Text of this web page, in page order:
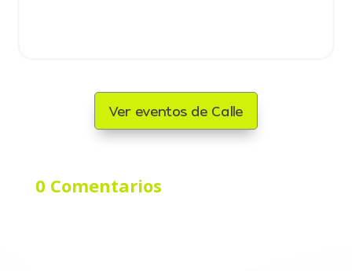
Ver eventos de Calle
0 Comentarios